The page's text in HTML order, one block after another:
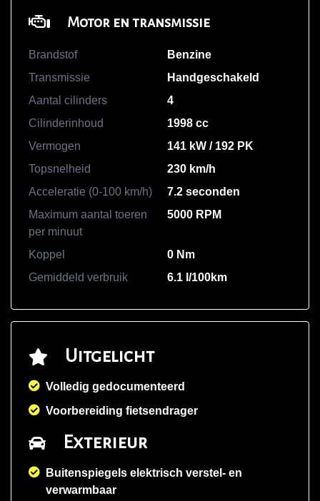
Motor en transmissie
Brandstof
Benzine
Transmissie
Handgeschakeld
Aantal cilinders
4
Cilinderinhoud
1998 cc
Vermogen
141 kW / 192 PK
Topsnelheid
230 km/h
Acceleratie (0-100 km/h)
7.2 seconden
Maximum aantal toeren
per minuut
5000 RPM
Koppel
0 Nm
Gemiddeld verbruik
6.1 l/100km
Uitgelicht
Volledig gedocumenteerd
Voorbereiding fietsendrager
Exterieur
Buitenspiegels elektrisch verstel- en
verwarmbaar